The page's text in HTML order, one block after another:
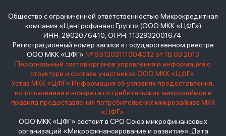
Общество с ограниченной ответственностью Микрокредитная
компания «Центрофинанс Групп» (ООО МКК «ЦФГ»)
ИНН: 2902076410, ОГРН: 1132932001674
Регистрационный номер записи в государственном реестре
ООО МКК «ЦФГ» № 651303111004012 от 18.03.2013
Персональный состав органов управления и информация о
структуре и составе участников ООО МКК «ЦФГ»
Устав МКК «ЦФГ» Информация об условиях предоставления,
использования и возврата потребительских микрозаймов и
правила предоставления потребительских микрозаймов МКК
«ЦФГ»
ООО МКК «ЦФГ» состоит в СРО Союз микрофинансовых
организаций «Микрофинансирование и развитие». Дата